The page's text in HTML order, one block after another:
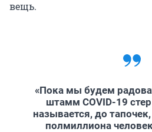
вещь.
«Пока мы будем
штамм COVID-19
называется, до
полмиллиона